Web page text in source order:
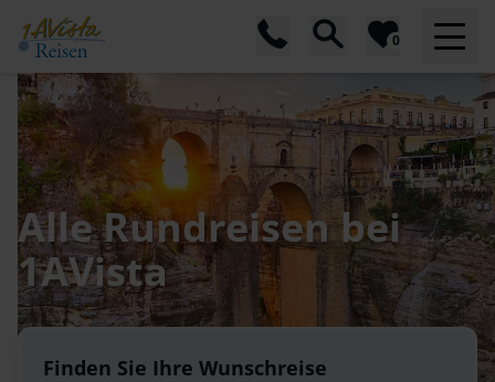
0
Alle Rundreisen bei
1AVista
Finden Sie Ihre Wunschreise